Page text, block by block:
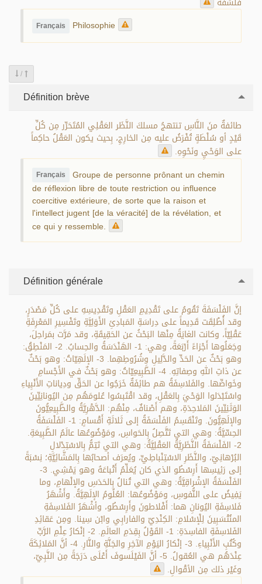
Français Philosophie
/
Définition brève
طائفةٌ منَ النَّاسِ تنتهجُ مسلكَ النَّظَر العَقْلِي المُتَحَرِّر مِن كُلِّ
قَيْدٍ أو سُلْطَةٍ تُفْرَضُ عليه مِن الخارِجِ، بِحيث يكون العَقْلُ حاكِماً
على الوَحْيِ ونَحْوِهِ.
Français Groupe de personne prônant un chemin
de réflexion libre de toute restriction ou influence
coercitive extérieure, de sorte que la raison et
l'intellect jugent [de la véracité] de la révélation, et
ce qui y ressemble.
Définition générale
إنَّ الفَلْسَفَةَ تَقُومُ على تَقْدِيمِ العَقْلِ وتَقْدِيسِهِ على كُلِّ مَصْدَرٍ،
وقد أُطْلِقَت قَدِيماً على دِراسَةِ المَبادِئِ الأَوَلِيَّةِ وتَفْسِيرِ المَعْرِفَةِ
عَقْلِيّاً، وكانت الغايَةُ مِنْها البَحْثُ عن الحَقِيقَةِ، وقد مَرَّت بمَراحِلَ،
وجَعَلُوها أَجْزاءً أَرْبَعَةً، وهي: 1- الهَنْدَسَةُ والحِسابُ. 2- المَنْطِقُ:
وهو بَحْثٌ عن الحَدِّ والدَّلِيلِ وشُرُوطِهِما. 3- الإلَهِيّاتُ: وهو بَحْثٌ
عن ذاتِ اللهِ وصِفاتِهِ. 4- الطَّبِيعِيّاتُ: وهو بَحْثٌ في الأَجْسامِ
وخَواصِّها. والفَلاسِفَةُ هم طائِفَةٌ خَرَجُوا عن الحَقِّ ودِياناتِ الأَنْبِياءِ
واسْتَبْدَلوا الوَحْيَ بِالعَقْلِ، وقد اقْتَبسُوا عُلومَهُم مِن اليُونانِيِّينَ
الوَثَنِيِّينَ المَلاحِدَةِ، وهم أَصْنافٌ، مِنْهُم: الدَّهْرِيَّةُ والطَّبِيعِيُّونَ
والإلَهِيُّونَ. وتَنْقَسِمُ الفَلْسَفَةُ إلى ثَلاثَةِ أَقْسامٍ: 1- الفَلْسَفَةُ
الحِسِّيَّةُ: وهي التي تَتَّصِلُ بِالحَواسِ، ومَوْضُوعُها عالَمُ الطَّبِيعَةِ.
2- الفَلْسَفَةُ النَّظَرِيَّةُ العَقْلِيَّةُ: وهي التي تَتِمُّ بِالاسْتِدْلالِ
البُرْهانِيّ، والنَّظَرِ الاسْتِنْباطِيِّ، ويُعرَف أصحابُها بِالمَشَّائِيَّةِ؛ نِسْبَةً
إلى رَئِيسِها أَرِسْطُو الذي كان يُعَلِّمُ أَتْباعَهُ وهو يَمْشِي. 3-
الفَلْسَفَةُ الإشْراقِيَّةُ: وهي التي تُنالُ بِالحَدَسِ والإلْهامِ، وما
يَفِيضُ على النُّفوسِ، ومَوْضُوعُها: العُلُومُ الإلَهِيَّةُ. وأَشْهَرُ
فَلاسِفَةِ اليُونانِ هما: أَفْلاطونَ وأَرِسْطُو، وأشْهَرُ الفَلاسِفَةِ
المنُتْسَبِينَ لِلْإسْلامِ: الكِنْدِيّ والفارابِي وابْن سِينا. ومِن عَقائِدِ
الفَلاسِفَةِ الفاسِدَةِ: 1- القَوْلُ بِقِدَمِ العالَمِ. 2- إنْكارُ عِلْمِ الرَّبِّ
وكُتُبِ الأَنْبِياءِ. 3- إنْكارُ اليَوْمِ الآخِرِ والجَنَّةِ والنَّارِ. 4- أنَّ المَلائِكَةَ
عِنْدَهُم هي العُقولُ. 5- أنَّ الفَيْلَسوفَ أَعْلَى دَرَجَةً مِن النَّبِيّ،
وغَيْر ذلك مِن الأقْوالِ.